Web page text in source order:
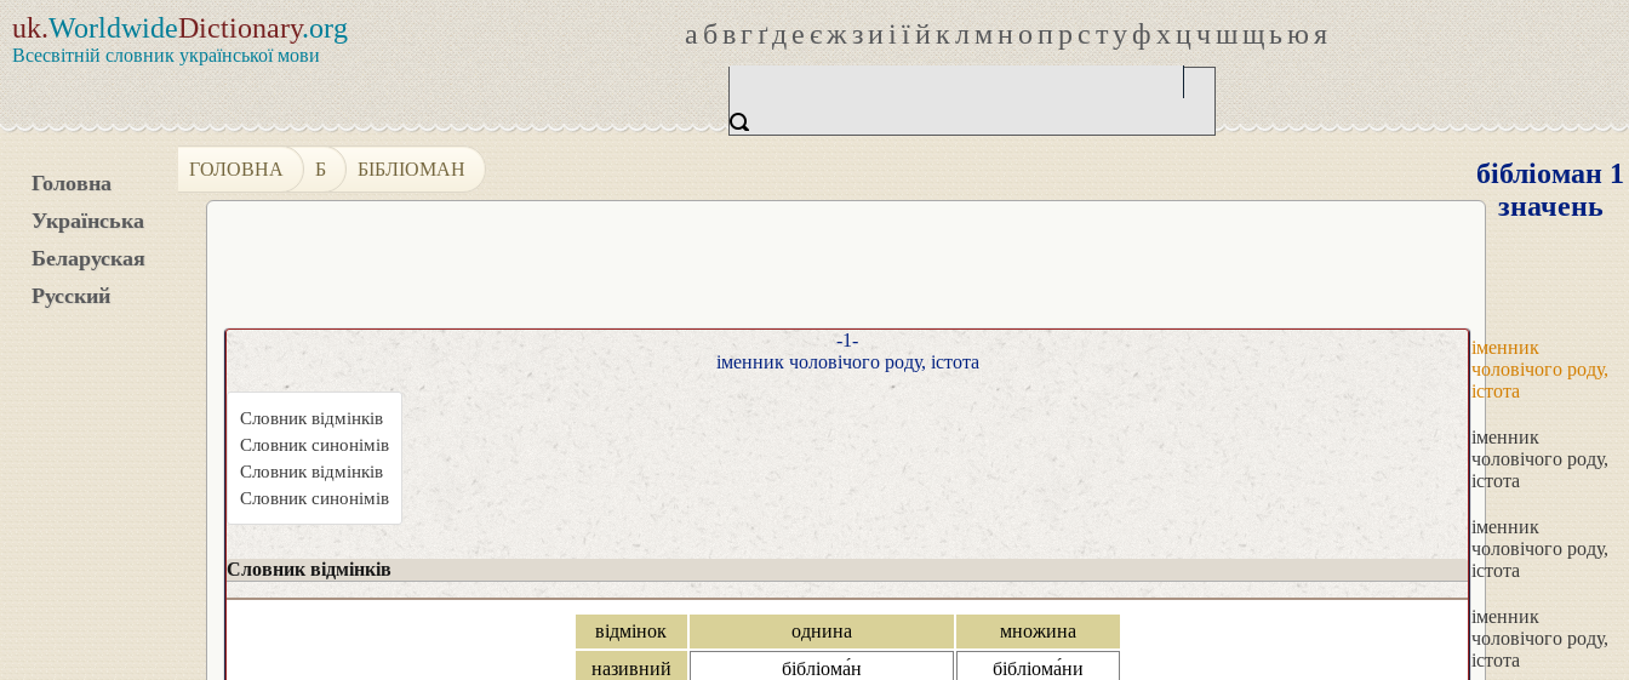
uk.WorldwideDictionary.org
Всесвітній словник української мови
абвгґдеєжзиіїйклмнопрстуфхцчшщьюя
Головна
Українська
Беларуская
Русский
ГОЛОВНА Б БІБЛІОМАН
бібліоман 1
значень
іменник
чоловічого роду,
істота
іменник
чоловічого роду,
істота
іменник
чоловічого роду,
істота
іменник
чоловічого роду,
істота
-1-
іменник чоловічого роду, істота
Словник відмінків
Словник синонімів
Словник відмінків
Словник синонімів
Словник відмінків
відмінок однина
множина
називний
бібліома́н
бібліома́ни